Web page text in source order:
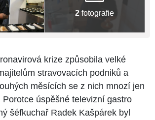
2 fotografie
krize způsobila velké
stravovacích podniků a
měsících se z nich mnozí jen
úspěšné televizní gastro
šéfkuchař Radek Kašpárek byl